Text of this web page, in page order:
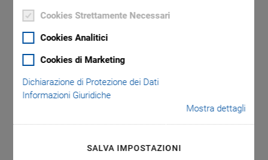
Cookies Strettamente Necessari
Cookies Analitici
Cookies di Marketing
Dichiarazione di Protezione dei Dati
Informazioni Giuridiche
Mostra dettagli
SALVA IMPOSTAZIONI
E-503 Piezo Amplifier
Module
For Three Channels, E-500 Piezo Controller
System